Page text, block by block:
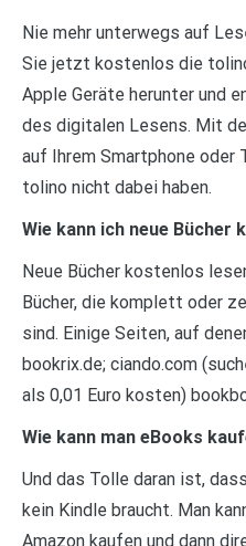
Nie mehr unterwegs auf
Sie jetzt kostenlos die
Apple Geräte herunter und
des digitalen Lesens. Mit
auf Ihrem Smartphone oder
tolino nicht dabei haben.
Wie kann ich neue Bücher
Neue Bücher kostenlos
Bücher, die komplett oder
sind. Einige Seiten, auf
bookrix.de; ciando.com
als 0,01 Euro kosten)
Wie kann man eBooks
Und das Tolle daran ist,
kein Kindle braucht. Man
Amazon kaufen und dann